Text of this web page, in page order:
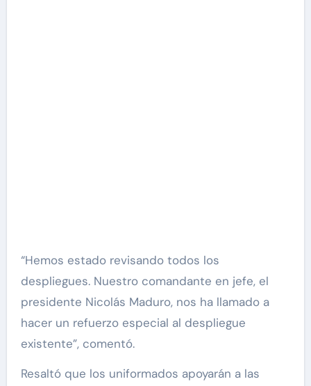
“Hemos estado revisando todos los
despliegues. Nuestro comandante en jefe, el
presidente Nicolás Maduro, nos ha llamado a
hacer un refuerzo especial al despliegue
existente”, comentó.
Resaltó que los uniformados apoyarán a las